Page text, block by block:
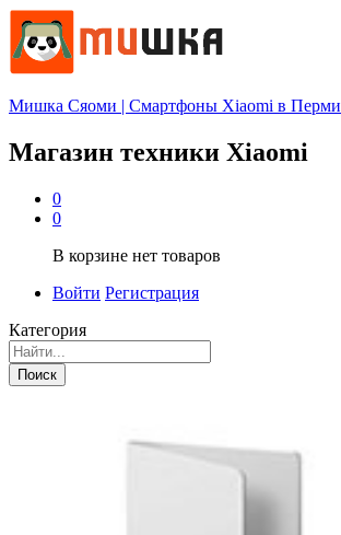
Мишка Сяоми | Смартфоны Xiaomi в Перми
Магазин техники Xiaomi
0
0
В корзине нет товаров
Войти Регистрация
Категория
Поиск